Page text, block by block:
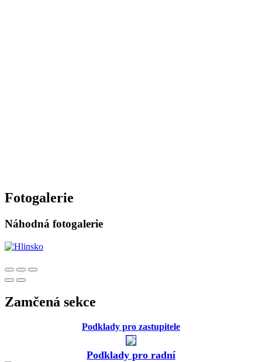
Fotogalerie
Náhodná fotogalerie
Zamčená sekce
Podklady pro zastupitele
Podklady pro radní